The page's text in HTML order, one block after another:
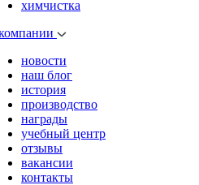
химчистка
новости
наш блог
история
производство
награды
учебный центр
отзывы
вакансии
контакты